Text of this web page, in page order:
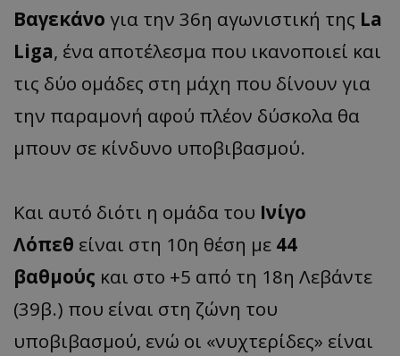
Βαγεκάνο για την 36η αγωνιστική της La
Liga, ένα αποτέλεσμα που ικανοποιεί και
τις δύο ομάδες στη μάχη που δίνουν για
την παραμονή αφού πλέον δύσκολα θα
μπουν σε κίνδυνο υποβιβασμού.
Και αυτό διότι η ομάδα του Ινίγο
Λόπεθ είναι στη 10η θέση με 44
βαθμούς και στο +5 από τη 18η Λεβάντε
(39β.) που είναι στη ζώνη του
υποβιβασμού, ενώ οι «νυχτερίδες» είναι